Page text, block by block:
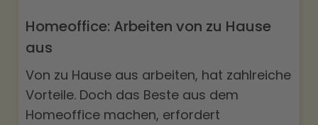
Homeoffice: Arbeiten von zu Hause
aus
Von zu Hause aus arbeiten, hat zahlreiche
Vorteile. Doch das Beste aus dem
Homeoffice machen, erfordert